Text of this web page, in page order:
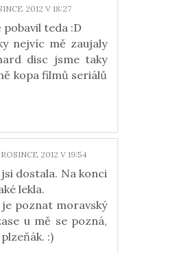
2012 V 18:27
teda :D
nejvíc mě zaujaly
disc jsme taky
kopa filmů seriálů
2012 V 19:54
dostala. Na konci
lekla.
je poznat moravský
u mě se pozná,
:)